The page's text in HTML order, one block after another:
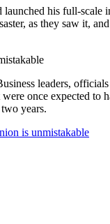
his full-
as they saw it,
leaders,
once expected to
years.
is unmistakable